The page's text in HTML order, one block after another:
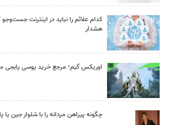
کدام علائم را نباید در اینترنت
هشدار
اوریکس گیم؛ مرجع خرید یوسی پابجی
چگونه پیراهن مردانه را با شلوار جین